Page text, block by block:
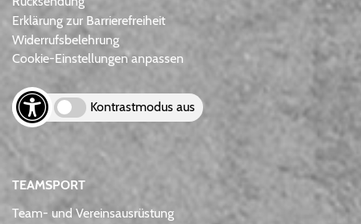
Erklärung zur Barrierefreiheit
Widerrufsbelehrung
Cookie-Einstellungen anpassen
Kontrastmodus aus
TEAMSPORT
Team- und Vereinsausrüstung